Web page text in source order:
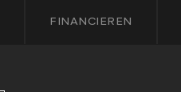
FINANCIEREN